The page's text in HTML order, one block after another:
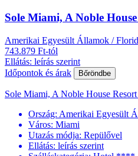
Sole Miami, A Noble
Amerikai Egyesült Államok /
743.879 Ft-tól
Ellátás: leírás szerint
Időpontok és árak
Bőröndbe
Sole Miami, A Noble House Resort
Ország: Amerikai Egyesült
Város: Miami
Utazás módja: Repülővel
Ellátás: leírás szerint